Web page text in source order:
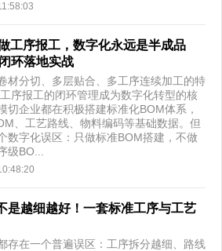
工序报工，数字化永远是半成品
环落地实战
材分切、多层贴合、多工序连续加工的特
序报工的闭环管理成为数字化转型的核
切企业都在积极搭建标准化BOM体系，
、工艺路线、物料编码等基础数据。但
数字化误区：只做标准BOM搭建，不做
级BO...
是越细越好！一套标准工序与工艺
存在一个普遍误区：工序拆分越细、路线